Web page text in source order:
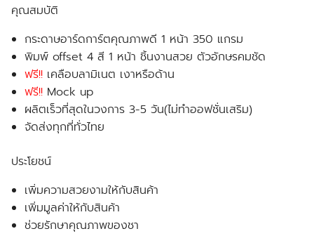
คุณสมบัติ
กระดาษอาร์ดการ์ตคุณภาพดี 1 หน้า 350 แกรม
พิมพ์ offset 4 สี 1 หน้า ชิ้นงานสวย ตัวอักษรคมชัด
ฟรี!! เคลือบลามิเนต เงาหรือด้าน
ฟรี!! Mock up
ผลิตเร็วที่สุดในวงการ 3-5 วัน(ไม่ทำออฟชั่นเสริม)
จัดส่งทุกที่ทั่วไทย
ประโยชน์
เพิ่มความสวยงามให้กับสินค้า
เพิ่มมูลค่าให้กับสินค้า
ช่วยรักษาคุณภาพของชา